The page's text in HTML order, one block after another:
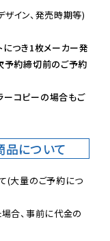
イン、発売時期等)
つき1枚メーカー発
予約締切前のご予約
ーコピーの場合もご
について
(大量のご予約につ
合、事前に代金の